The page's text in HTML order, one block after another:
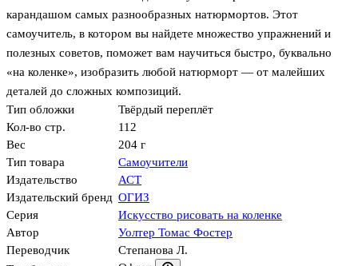
карандашом самых разнообразных натюрмортов. Этот
самоучитель, в котором вы найдете множество упражнений и
полезных советов, поможет вам научиться быстро, буквально
«на коленке», изобразить любой натюрморт — от малейших
деталей до сложных композиций.
Тип обложки
Твёрдый переплёт
Кол-во стр.
112
Вес
204 г
Тип товара
Самоучители
Издательство
АСТ
Издательский бренд ОГИЗ
Серия
Искусство рисовать на коленке
Автор
Уолтер Томас Фостер
Переводчик
Степанова Л.